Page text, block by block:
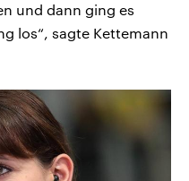
und dann ging es
los“, sagte Kettemann